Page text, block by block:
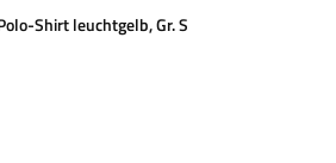
Shirt leuchtgelb, Gr. S